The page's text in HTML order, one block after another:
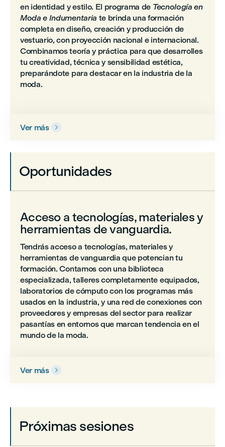
en identidad y estilo. El programa de Tecnología en
Moda e Indumentaria te brinda una formación
completa en diseño, creación y producción de
vestuario, con proyección nacional e internacional.
Combinamos teoría y práctica para que desarrolles
tu creatividad, técnica y sensibilidad estética,
preparándote para destacar en la industria de la
moda.
Ver más 
Oportunidades
Acceso a tecnologías, materiales y
herramientas de vanguardia.
Tendrás acceso a tecnologías, materiales y
herramientas de vanguardia que potencian tu
formación. Contamos con una biblioteca
especializada, talleres completamente equipados,
laboratorios de cómputo con los programas más
usados en la industria, y una red de conexiones con
proveedores y empresas del sector para realizar
pasantías en entornos que marcan tendencia en el
mundo de la moda.
Ver más 
Próximas sesiones